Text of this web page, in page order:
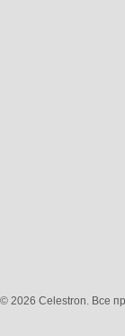
© 2026 Celestron. Все